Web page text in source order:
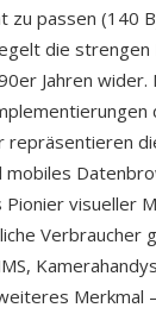
zu passen
die strengen
Jahren
repräsentieren
visueller
Verbraucher
Merkmal